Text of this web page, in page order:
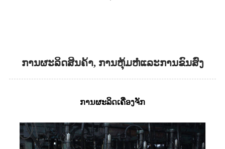
ການຜະລິດສິນຄ້າ, ການຫຸ້ມຫໍ່ແລະການຂົນສົ່ງ
ການຜະລິດເຄື່ອງຈັກ